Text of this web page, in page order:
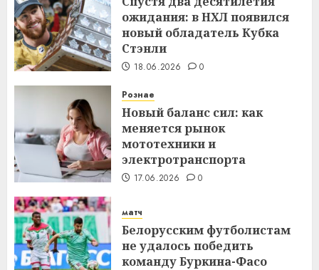
ожидания: в НХЛ появился
новый обладатель Кубка
Стэнли
18.06.2026 0
Рознае
Новый баланс сил: как
меняется рынок
мототехники и
электротранспорта
17.06.2026 0
матч
Белорусским футболистам
не удалось победить
команду Буркина-Фасо